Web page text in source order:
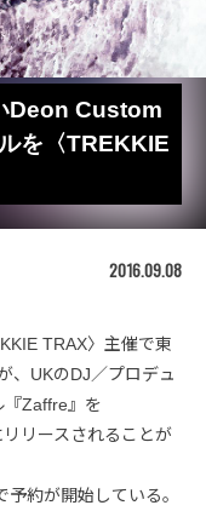
Deon Custom
を〈TREKKIE
2016.09.08
TRAX〉主催で東
、UKのDJ／プロデュ
『Zaffre』を
リースされることが
約が開始している。